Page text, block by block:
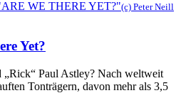
(c) Peter Neill
Yet?
„Rick“ Paul Astley? Nach weltweit
Tonträgern, davon mehr als 3,5